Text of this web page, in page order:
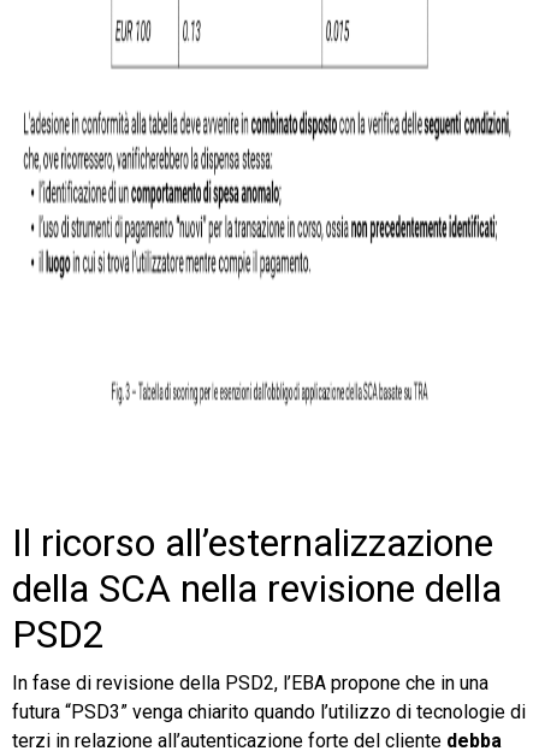
Il ricorso all’esternalizzazione
della SCA nella revisione della
PSD2
In fase di revisione della PSD2, l’EBA propone che in una
futura “PSD3” venga chiarito quando l’utilizzo di tecnologie di
terzi in relazione all’autenticazione forte del cliente debba